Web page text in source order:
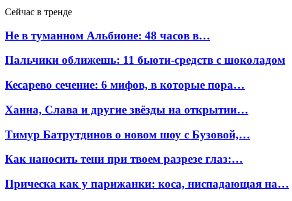
Сейчас в тренде
Не в туманном Альбионе: 48 часов в…
Пальчики оближешь: 11 бьюти-средств с шоколадом
Кесарево сечение: 6 мифов, в которые пора…
Ханна, Слава и другие звёзды на открытии…
Тимур Батрутдинов о новом шоу с Бузовой,…
Как наносить тени при твоем разрезе глаз:…
Прическа как у парижанки: коса, ниспадающая на…